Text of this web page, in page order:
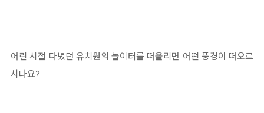
어린 시절 다녔던 유치원의 놀이터를 떠올리면 어떤 풍경이 떠오르
시나요?